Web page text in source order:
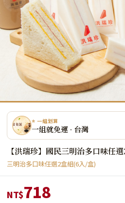
⭐ 一組划算
一組就免運 · 台灣
【洪瑞珍】國民三明治多口味任
三明治多口味任選2盒組(6入/盒)
NT$718